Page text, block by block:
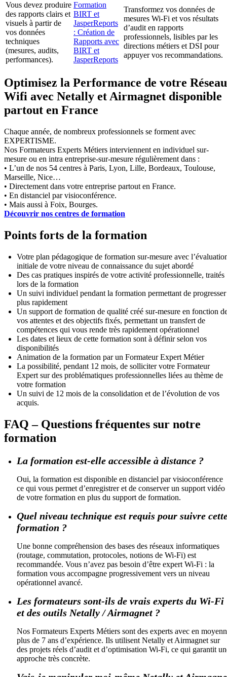
Vous devez produire
des rapports clairs et
visuels à partir de
vos données
techniques
(mesures, audits,
performances).
Formation
BIRT et
JasperReports
: Création de
Rapports avec
BIRT et
JasperReports
Transformez vos données de
mesures Wi-Fi et vos résultats
d’audit en rapports
professionnels, lisibles par les
directions métiers et DSI pour
appuyer vos recommandations.
Optimisez la Performance de votre Réseau
Wifi avec Netally et Airmagnet disponible
partout en France
Chaque année, de nombreux professionnels se forment avec
EXPERTISME.
Nos Formateurs Experts Métiers interviennent en individuel sur-
mesure ou en intra entreprise-sur-mesure régulièrement dans :
• L’un de nos 54 centres à Paris, Lyon, Lille, Bordeaux, Toulouse,
Marseille, Nice…
• Directement dans votre entreprise partout en France.
• En distanciel par visioconférence.
• Mais aussi à Foix, Bourges.
Découvrir nos centres de formation
Points forts de la formation
Votre plan pédagogique de formation sur-mesure avec
initiale de votre niveau de connaissance du sujet abordé
Des cas pratiques inspirés de votre activité professionnelle, traités
lors de la formation
Un suivi individuel pendant la formation permettant de progresser
plus rapidement
Un support de formation de qualité créé sur-mesure en fonction
vos attentes et des objectifs fixés, permettant un transfert de
compétences qui vous rende très rapidement opérationnel
Les dates et lieux de cette formation sont à définir selon vos
disponibilités
Animation de la formation par un Formateur Expert Métier
La possibilité, pendant 12 mois, de solliciter votre Formateur
Expert sur des problématiques professionnelles liées au thème de
votre formation
Un suivi de 12 mois de la consolidation et de l’évolution de vos
acquis.
FAQ – Questions fréquentes sur notre
formation
La formation est-elle accessible à distance ?
Oui, la formation est disponible en distanciel par visioconférence
ce qui vous permet d’enregistrer et de conserver un support vidéo
de votre formation en plus du support de formation.
Quel niveau technique est requis pour suivre
formation ?
Une bonne compréhension des bases des réseaux informatiques
(routage, commutation, protocoles, notions de Wi-Fi) est
recommandée. Vous n’avez pas besoin d’être expert Wi-Fi : la
formation vous accompagne progressivement vers un niveau
opérationnel avancé.
Les formateurs sont-ils de vrais experts du Wi-Fi
et des outils Netally / Airmagnet ?
Nos Formateurs Experts Métiers sont des experts avec en
plus de 7 ans d’expérience. Ils utilisent Netally et Airmagnet sur
des projets réels d’audit et d’optimisation Wi-Fi, ce qui garantit
approche très concrète.